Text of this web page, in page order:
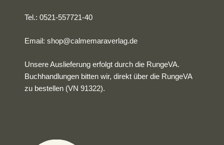
Tel.: 0521-557721-40
Email:shop@calmemaraverlag.de
Unsere Auslieferung erfolgt durch die RungeVA.
Buchhandlungen bitten wir, direkt über die RungeVA
zu bestellen (VN 91322).